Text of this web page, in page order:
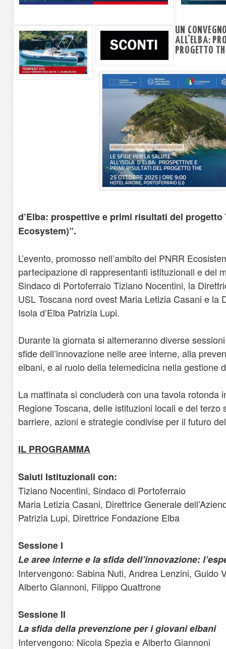
UN
ALL'ELBA:
PROGETTO
d’Elba: prospettive e primi risultati del progetto
Ecosystem)”.
L’evento, promosso nell’ambito del PNRR
partecipazione di rappresentanti istituzionali e del
Sindaco di Portoferraio Tiziano Nocentini, la
USL Toscana nord ovest Maria Letizia Casani e la
Isola d’Elba Patrizia Lupi.
Durante la giornata si alterneranno diverse
sfide dell’innovazione nelle aree interne, alla
elbani, e al ruolo della telemedicina nella gestione
La mattinata si concluderà con una tavola rotonda
Regione Toscana, delle istituzioni locali e del terzo
barriere, azioni e strategie condivise per il futuro
IL PROGRAMMA
Saluti Istituzionali con:
Tiziano Nocentini, Sindaco di Portoferraio
Maria Letizia Casani, Direttrice Generale
Patrizia Lupi, Direttrice Fondazione Elba
Sessione I
Le aree interne e la sfida dell’innovazione:
Intervengono: Sabina Nuti, Andrea Lenzini, Guido
Alberto Giannoni, Filippo Quattrone
Sessione II
La sfida della prevenzione per i giovani elbani
Intervengono: Nicola Spezia e Alberto Giannoni